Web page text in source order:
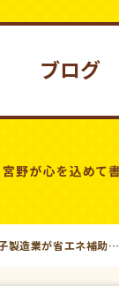
ブログ
省エネ補助金で3ステップ＆確実にコスト削減を実現する方法